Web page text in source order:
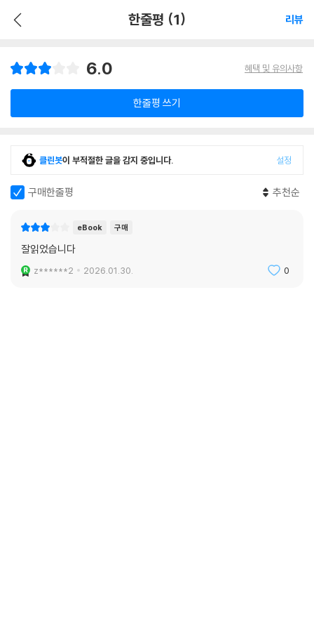
한줄평 (1) 리뷰
6.0 혜택 및 유의사항
한줄평 쓰기
클린봇이 부적절한 글을 감지 중입니다. 설정
구매한줄평 추천순
eBook 구매
잘읽었습니다
z******2 2026.01.30. 0